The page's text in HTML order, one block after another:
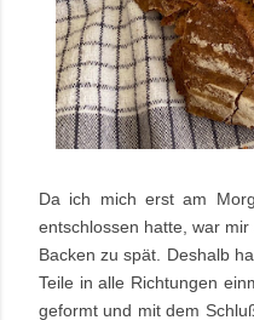
Da ich mich erst am
entschlossen hatte, war
Backen zu spät. Deshalb
Teile in alle Richtungen
geformt und mit dem